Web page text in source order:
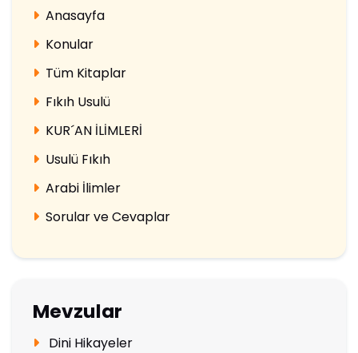
Anasayfa
Konular
Tüm Kitaplar
Fıkıh Usulü
KUR´AN İLİMLERİ
Usulü Fıkıh
Arabi İlimler
Sorular ve Cevaplar
Mevzular
Dini Hikayeler